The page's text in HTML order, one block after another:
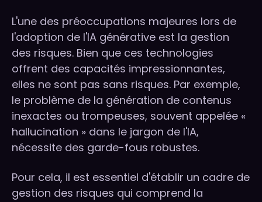
L'une des préoccupations majeures lors de
l'adoption de l'IA générative est la gestion
des risques. Bien que ces technologies
offrent des capacités impressionnantes,
elles ne sont pas sans risques. Par exemple,
le problème de la génération de contenus
inexactes ou trompeuses, souvent appelée «
hallucination » dans le jargon de l'IA,
nécessite des garde-fous robustes.
Pour cela, il est essentiel d'établir un cadre de
gestion des risques qui comprend la